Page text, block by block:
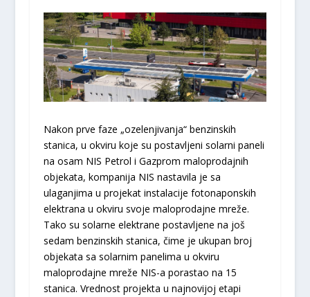
Nakon prve faze „ozelenjivanja“ benzinskih
stanica, u okviru koje su postavljeni solarni paneli
na osam NIS Petrol i Gazprom maloprodajnih
objekata, kompanija NIS nastavila je sa
ulaganjima u projekat instalacije fotonaponskih
elektrana u okviru svoje maloprodajne mreže.
Tako su solarne elektrane postavljene na još
sedam benzinskih stanica, čime je ukupan broj
objekata sa solarnim panelima u okviru
maloprodajne mreže NIS-a porastao na 15
stanica. Vrednost projekta u najnovijoj etapi